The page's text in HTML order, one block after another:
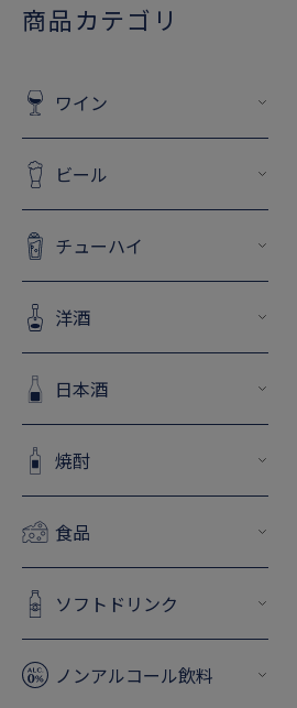
商品カテゴリ
ワイン
ビール
チューハイ
洋酒
日本酒
焼酎
食品
ソフトドリンク
ノンアルコール飲料